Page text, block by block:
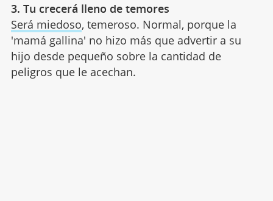
3. Tu crecerá lleno de temores
Será miedoso, temeroso. Normal, porque la
'mamá gallina' no hizo más que advertir a su
hijo desde pequeño sobre la cantidad de
peligros que le acechan.